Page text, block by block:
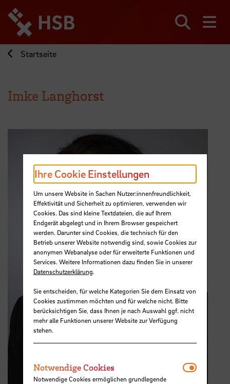
zum
Seiteninhalt
springen
Startseite
Imke Langhorst
Ihre Cookie Einstellungen
Um unsere Website in Sachen Nutzer:innenfreundlichkeit,
Effektivität und Sicherheit zu optimieren, verwenden wir
Cookies. Das sind kleine Textdateien, die auf Ihrem
Endgerät abgelegt und in Ihrem Browser gespeichert
werden. Darunter sind Cookies, die technisch für den
Betrieb unserer Website notwendig sind, sowie Cookies zur
anonymen Webanalyse oder für erweiterte Funktionen und
Services. Weitere Informationen dazu finden Sie in unserer
Datenschutzerklärung.
Sie entscheiden, für welche Kategorien Sie dem Einsatz von
Cookies zustimmen möchten und für welche nicht. Bitte
berücksichtigen Sie, dass Ihnen je nach Auswahl ggf. nicht
mehr alle Funktionen unserer Website zur Verfügung
stehen.
Notwendige Cookies
Notwendige Cookies ermöglichen grundlegende